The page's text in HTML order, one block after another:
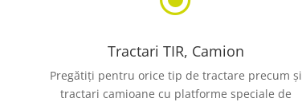
Tractari TIR, Camion
Pregătiți pentru orice tip de tractare precum și
tractari camioane cu platforme speciale de